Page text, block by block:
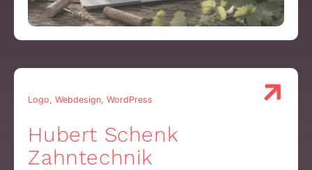
Logo, Webdesign, WordPress
Hubert Schenk
Zahntechnik